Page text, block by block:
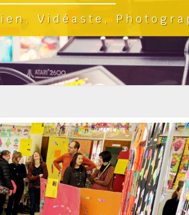
Vidéaste,